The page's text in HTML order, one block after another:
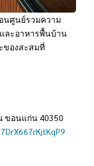
นศูนย์รวมความ
ละอาหารพื้นบ้าน
ของสะสมที่
ขอนแก่น 40350